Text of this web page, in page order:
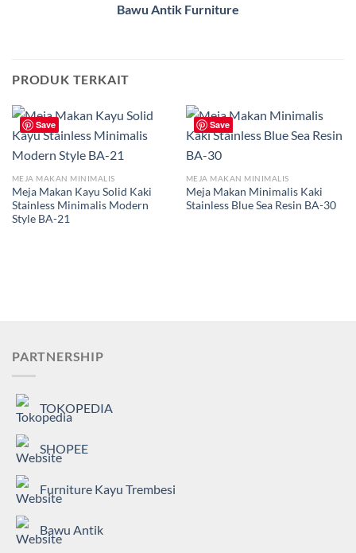
Bawu Antik Furniture
PRODUK TERKAIT
Save
MEJA MAKAN MINIMALIS
Meja Makan Kayu Solid Kaki
Stainless Minimalis Modern
Style BA-21
Save
MEJA MAKAN MINIMALIS
Meja Makan Minimalis Kaki
Stainless Blue Sea Resin BA-30
PARTNERSHIP
TOKOPEDIA
SHOPEE
Furniture Kayu Trembesi
Bawu Antik